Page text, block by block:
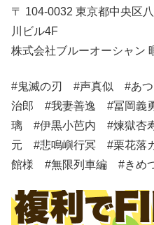
〒 104-0032 東京都中央区
川ビル4F
株式会社ブルーオーシャン
#鬼滅の刃 #声真似 #あつ
治郎 #我妻善逸 #冨岡義
璃 #伊黒小芭内 #煉獄杏
元 #悲鳴嶼行冥 #栗花
館様 #無限列車編 #きめ